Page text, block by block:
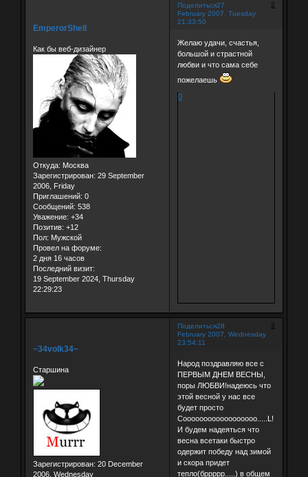
Поделиться 2
27
February 2007, Tuesday
21:33:50
EmperorShell
Как бы веб-дизайнер
Откуда: Москва
Зарегистрирован: 29 September
2006, Friday
Приглашений: 0
Сообщений: 538
Уважение: +34
Позитив: +12
Пол: Мужской
Провел на форуме:
2 дня 16 часов
Последний визит:
19 September 2024, Thursday
22:29:23
Желаю удачи, счастья,
большой и страстной
любви и что сама себе
пожелаешь
0
Поделиться 3
28
February 2007, Wednesday
23:54:11
~34volk34~
Старшина
Зарегистрирован: 20 December
2006, Wednesday
Народ поздравляю все с
ПЕРВЫМ ДНЕМ ВЕСНЫ,
поры ЛЮБВИ!надеюсь что
этой весной у нас все
будет просто
Coooooooooooooooooo.....L!
И будем надеяться что
весна всетаки быстро
одержит победу над зимой
и скора придет
тепло(бррррр.....) в общем